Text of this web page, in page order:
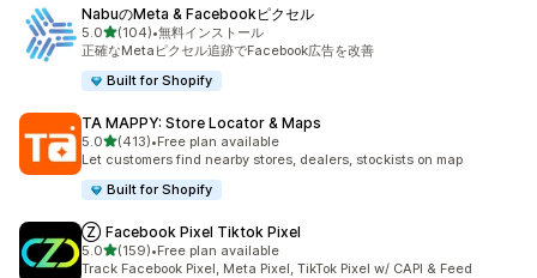
NabuのMeta & Facebookピクセル
5.05つ星中
(104)
合計レビュー数：104件
•無料インストール
正確なMetaピクセル追跡でFacebook広告を改善
Built for Shopify
TA MAPPY: Store Locator & Maps
5.05つ星中
(413)
合計レビュー数：413件
•Free plan available
Let customers find nearby stores, dealers, stockists on map
Built for Shopify
Ⓩ Facebook Pixel Tiktok Pixel
5.05つ星中
(159)
合計レビュー数：159件
•Free plan available
Track Facebook Pixel, Meta Pixel, TikTok Pixel w/ CAPI & Feed